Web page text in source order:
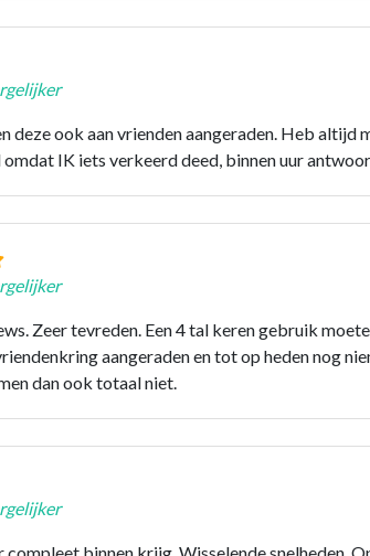
deze ook aan vrienden aangeraden. Heb
IK iets verkeerd deed, binnen uur
Zeer tevreden. Een 4 tal keren gebruik
aangeraden en tot op heden nog
dan ook totaal niet.
binnen krijg. Wisselende snelheden.